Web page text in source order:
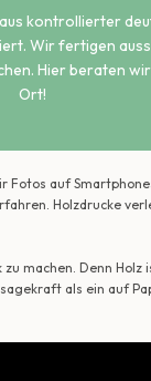
kontrollierter
Wir fertigen
Hier beraten
Ort!
auf
Holzdrucke
machen. Denn Holz
als ein auf